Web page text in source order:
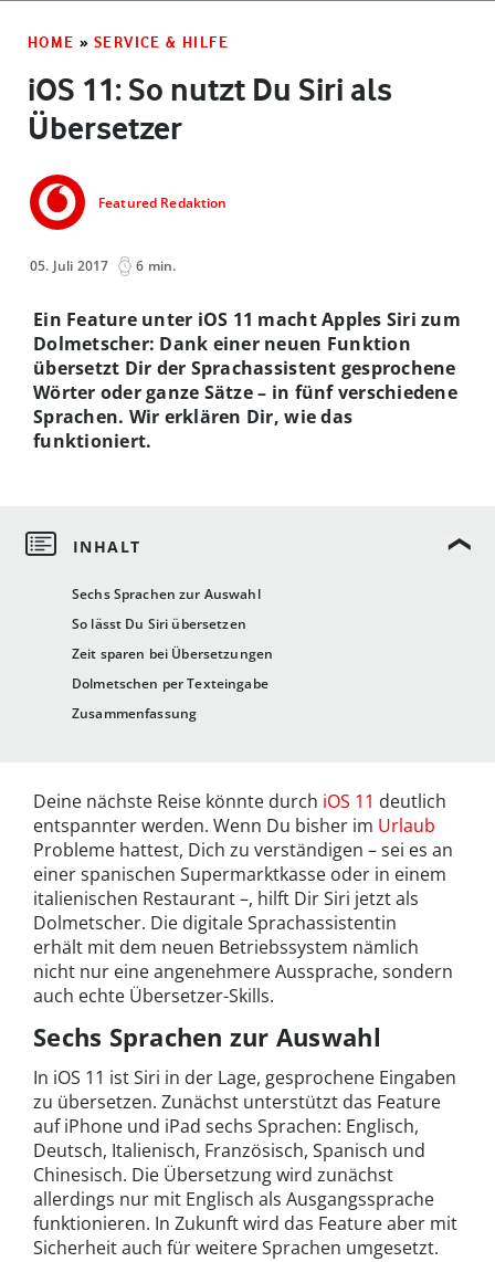
HOME » SERVICE & HILFE
iOS 11: So nutzt Du Siri als
Übersetzer
Featured Redaktion
05. Juli 2017 6 min.
Sechs Sprachen zur Auswahl
So lässt Du Siri übersetzen
Zeit sparen bei Übersetzungen
Dolmetschen per Texteingabe
Zusammenfassung
Ein Feature unter iOS 11 macht Apples Siri zum
Dolmetscher: Dank einer neuen Funktion
übersetzt Dir der Sprachassistent gesprochene
Wörter oder ganze Sätze – in fünf verschiedene
Sprachen. Wir erklären Dir, wie das
funktioniert.
Deine nächste Reise könnte durch iOS 11 deutlich
entspannter werden. Wenn Du bisher im Urlaub
Probleme hattest, Dich zu verständigen – sei es an
einer spanischen Supermarktkasse oder in einem
italienischen Restaurant –, hilft Dir Siri jetzt als
Dolmetscher. Die digitale Sprachassistentin
erhält mit dem neuen Betriebssystem nämlich
nicht nur eine angenehmere Aussprache, sondern
auch echte Übersetzer-Skills.
Sechs Sprachen zur Auswahl
In iOS 11 ist Siri in der Lage, gesprochene Eingaben
zu übersetzen. Zunächst unterstützt das Feature
auf iPhone und iPad sechs Sprachen: Englisch,
Deutsch, Italienisch, Französisch, Spanisch und
Chinesisch. Die Übersetzung wird zunächst
allerdings nur mit Englisch als Ausgangssprache
funktionieren. In Zukunft wird das Feature aber mit
Sicherheit auch für weitere Sprachen umgesetzt.